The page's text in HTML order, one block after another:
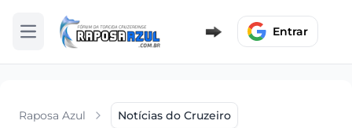
Abrir menu Entrar
Raposa Azul Notícias do Cruzeiro